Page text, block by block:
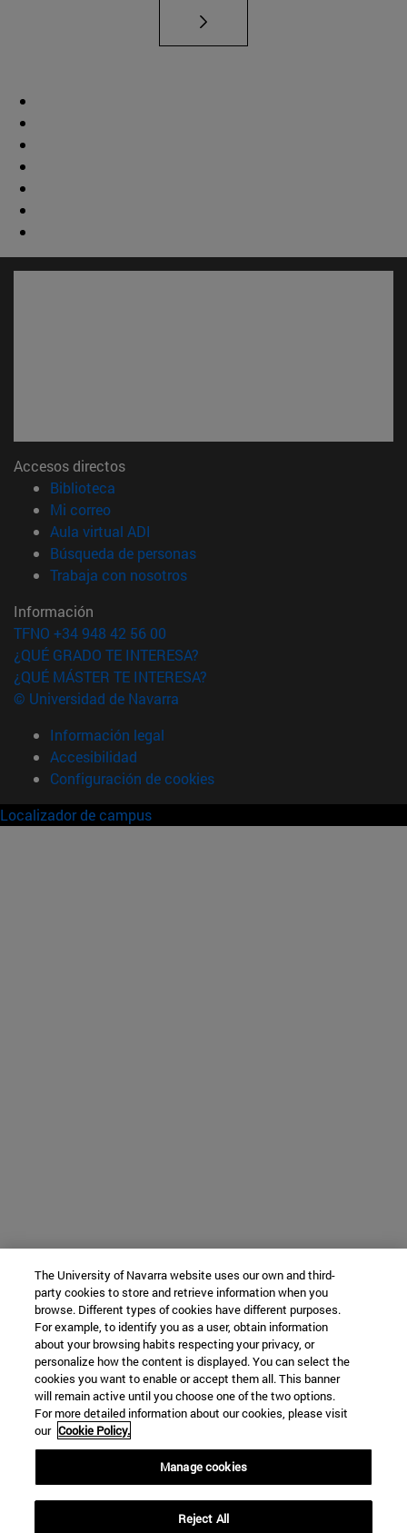
Accesos directos
Biblioteca
Mi correo(abre en nueva ventana)
Aula virtual ADI
Búsqueda de personas(abre en nueva ventana)
Trabaja con nosotros(abre en nueva ventana)
Información
TFNO +34 948 42 56 00
¿QUÉ GRADO TE INTERESA?
¿QUÉ MÁSTER TE INTERESA?
© Universidad de Navarra
Información legal
Accesibilidad
Configuración de cookies
Localizador de campus
The University of Navarra website uses our own and third-
party cookies to store and retrieve information when you
browse. Different types of cookies have different purposes.
For example, to identify you as a user, obtain information
about your browsing habits respecting your privacy, or
personalize how the content is displayed. You can select the
cookies you want to enable or accept them all. This banner
will remain active until you choose one of the two options.
For more detailed information about our cookies, please visit
our Cookie Policy.
Manage cookies
Reject All